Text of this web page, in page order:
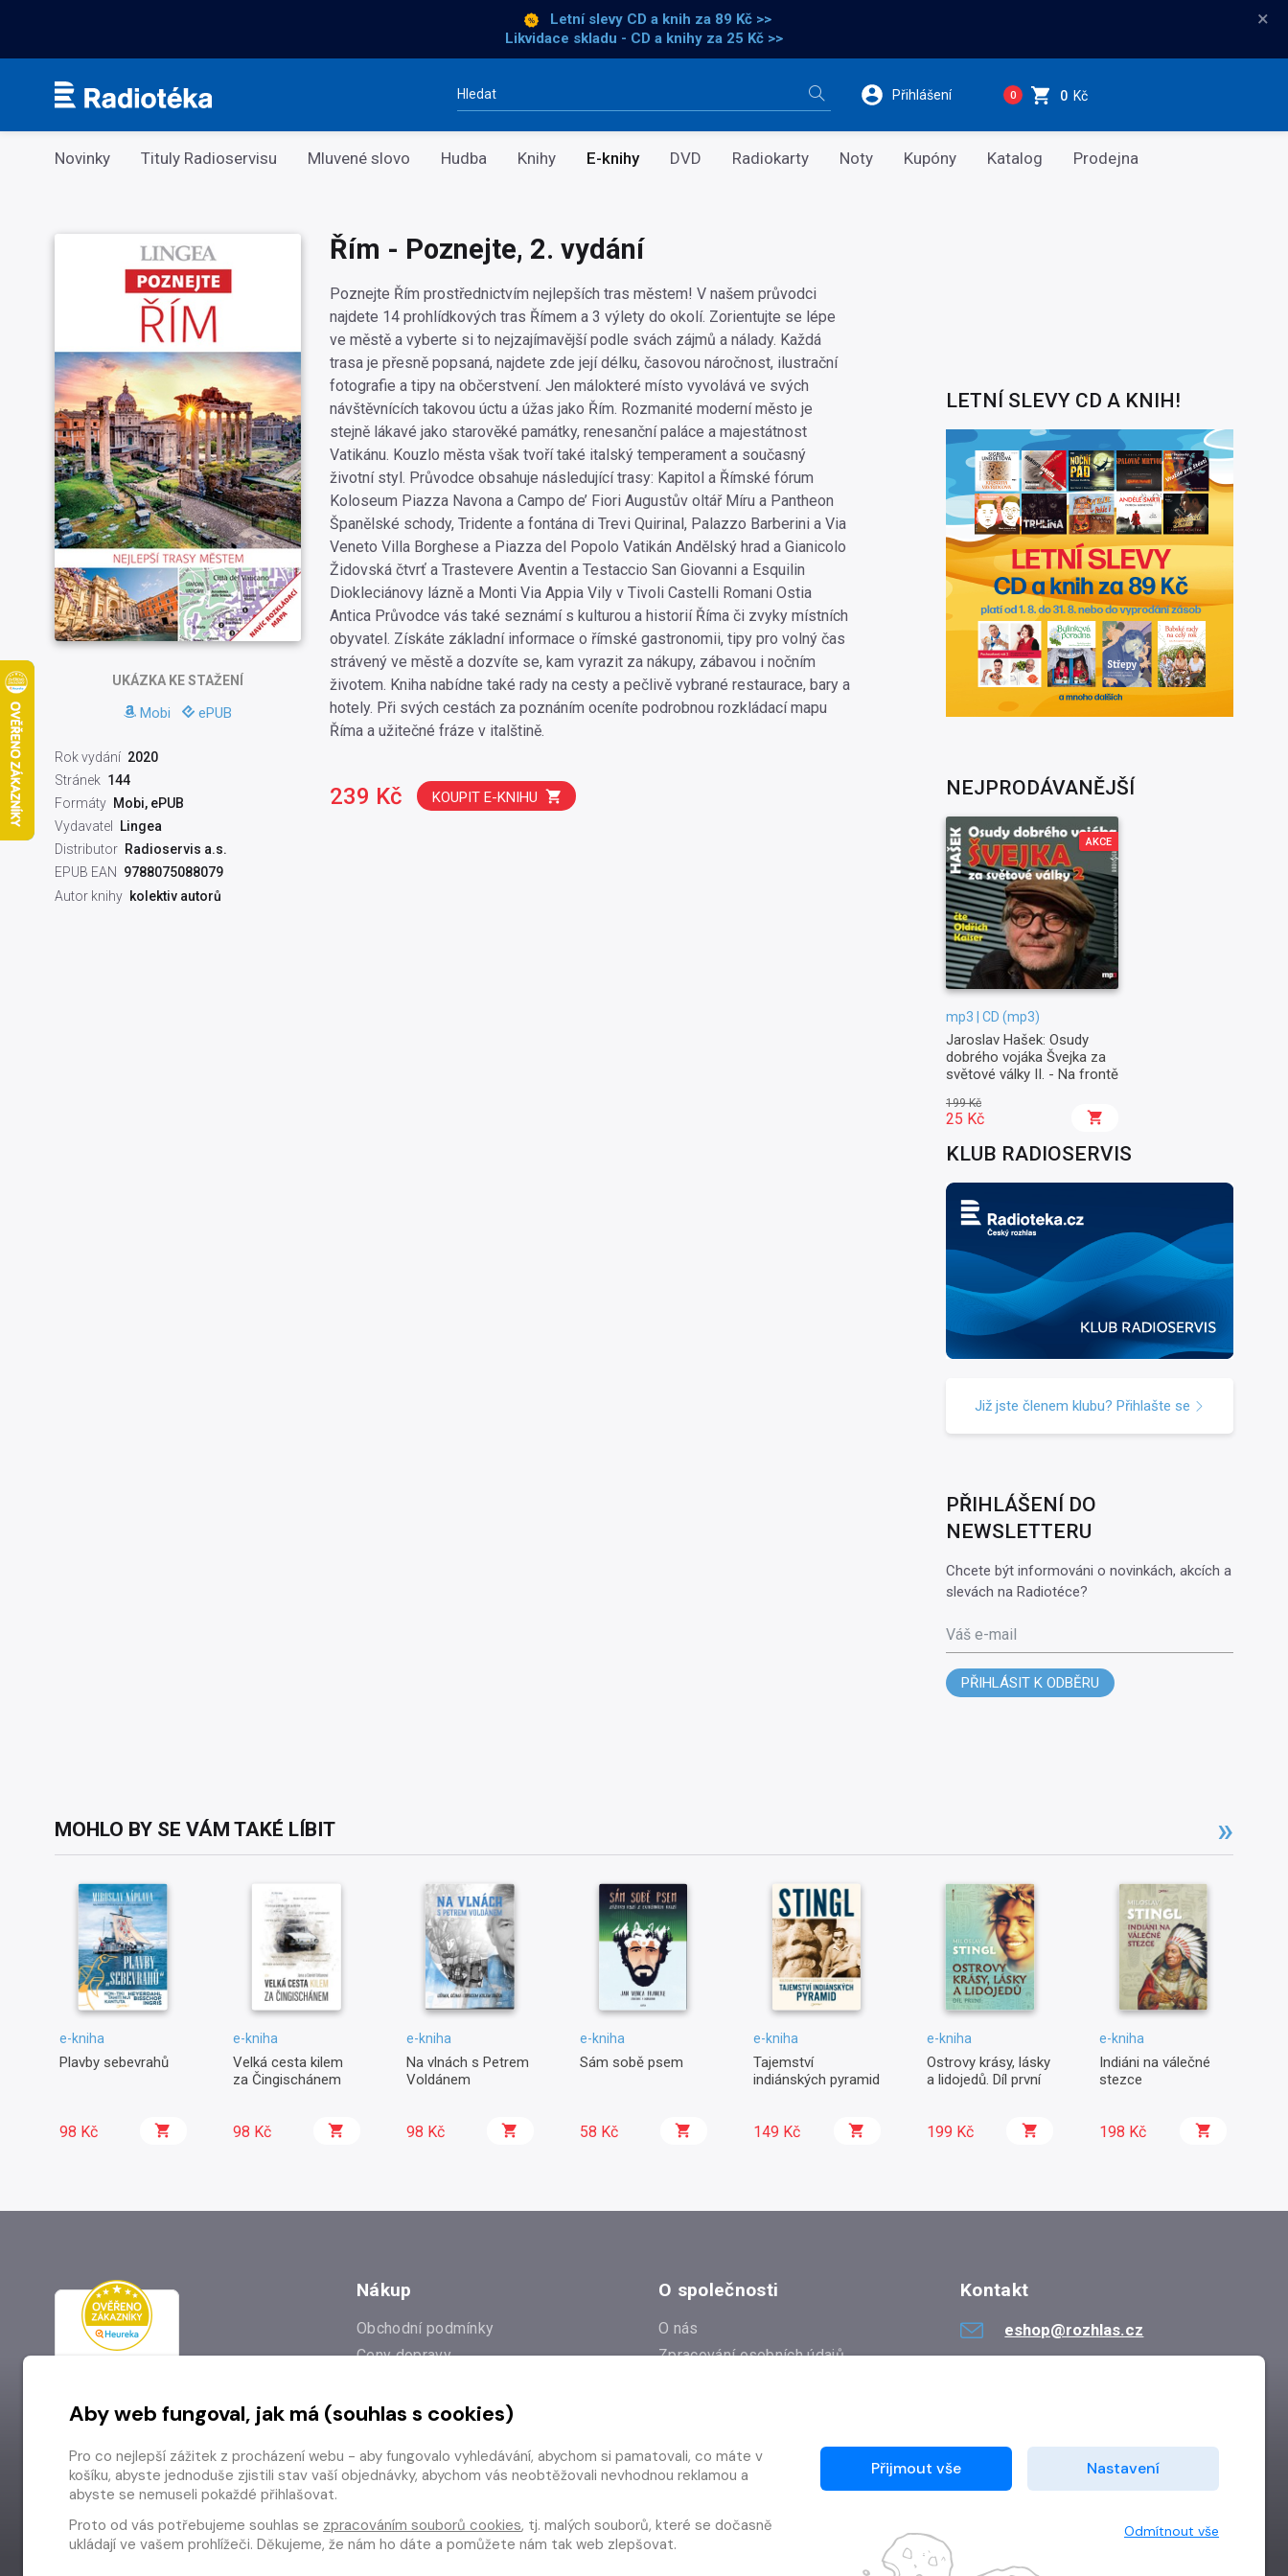
Letní slevy CD a knih za 89 Kč >>
Likvidace skladu - CD a knihy za 25 Kč >>
×
Vyhledávání Přihlášení 0 0 Kč
Kategorie
Novinky Tituly Radioservisu Mluvené slovo Hudba Knihy E-knihy DVD Radiokarty Noty Kupóny Katalog Prodejna
UKÁZKAKE STAŽENÍ
Mobi ePUB
Rok vydání 2020
Stránek 144
Formáty Mobi, ePUB
Vydavatel
Lingea
Distributor Radioservis a.s.
EPUB EAN
9788075088079
Autor knihy kolektiv autorů
Řím - Poznejte, 2. vydání
Poznejte Řím prostřednictvím nejlepších tras městem! V našem průvodci
najdete 14 prohlídkových tras Římem a 3 výlety do okolí. Zorientujte se lépe
ve městě a vyberte si to nejzajímavější podle svách zájmů a nálady. Každá
trasa je přesně popsaná, najdete zde její délku, časovou náročnost, ilustrační
fotografie a tipy na občerstvení. Jen málokteré místo vyvolává ve svých
návštěvnících takovou úctu a úžas jako Řím. Rozmanité moderní město je
stejně lákavé jako starověké památky, renesanční paláce a majestátnost
Vatikánu. Kouzlo města však tvoří také italský temperament a současný
životní styl. Průvodce obsahuje následující trasy: Kapitol a Římské fórum
Koloseum Piazza Navona a Campo de’ Fiori Augustův oltář Míru a Pantheon
Španělské schody, Tridente a fontána di Trevi Quirinal, Palazzo Barberini a Via
Veneto Villa Borghese a Piazza del Popolo Vatikán Andělský hrad a Gianicolo
Židovská čtvrť a Trastevere Aventin a Testaccio San Giovanni a Esquilin
Diokleciánovy lázně a Monti Via Appia Vily v Tivoli Castelli Romani Ostia
Antica Průvodce vás také seznámí s kulturou a historií Říma či zvyky místních
obyvatel. Získáte základní informace o římské gastronomii, tipy pro volný čas
strávený ve městě a dozvíte se, kam vyrazit za nákupy, zábavou i nočním
životem. Kniha nabídne také rady na cesty a pečlivě vybrané restaurace, bary a
hotely. Při svých cestách za poznáním oceníte podrobnou rozkládací mapu
Říma a užitečné fráze v italštině.
239 Kč KOUPIT E-KNIHU
LETNÍ SLEVY CD A KNIH!
NEJPRODÁVANĚJŠÍ
AKCE
mp3 | CD (mp3)
Jaroslav Hašek: Osudy
dobrého vojáka Švejka za
světové války II. - Na frontě
199 Kč
25 Kč
KLUB RADIOSERVIS
Již jste členem klubu? Přihlašte se
PŘIHLÁŠENÍ DO
NEWSLETTERU
Chcete být informováni o novinkách, akcích a
slevách na Radiotéce?
Váš e-mail
PŘIHLÁSIT K ODBĚRU
MOHLO BY SE VÁM TAKÉ LÍBIT
e-kniha
Plavby sebevrahů
98 Kč
e-kniha
Velká cesta kilem
za Čingischánem
98 Kč
e-kniha
Na vlnách s Petrem
Voldánem
98 Kč
e-kniha
Sám sobě psem
58 Kč
e-kniha
Tajemství
indiánských pyramid
149 Kč
e-kniha
Ostrovy krásy, lásky
a lidojedů. Díl první
199 Kč
e-kniha
Indiáni na válečné
stezce
198 Kč
Nákup
Obchodní podmínky
Ceny dopravy
Prodejna
Odstoupení od smlouvy
O společnosti
O nás
Zpracování osobních údajů
Kontakt
eshop@rozhlas.cz
Aby web fungoval, jak má (souhlas s cookies)
Pro co nejlepší zážitek z procházení webu - aby fungovalo vyhledávání, abychom si pamatovali, co máte v
košíku, abyste jednoduše zjistili stav vaší objednávky, abychom vás neobtěžovali nevhodnou reklamou a
abyste se nemuseli pokaždé přihlašovat.
Proto od vás potřebujeme souhlas se zpracováním souborů cookies, tj. malých souborů, které se dočasně
ukládají ve vašem prohlížeči. Děkujeme, že nám ho dáte a pomůžete nám tak web zlepšovat.
Přijmout vše Nastavení
Odmítnout vše